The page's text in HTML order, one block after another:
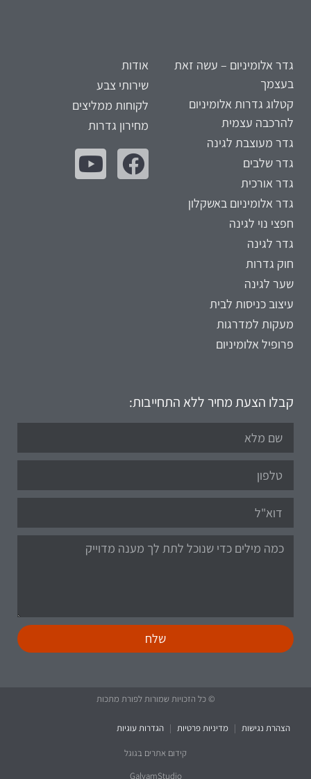
גדר אלומיניום – עשה זאת
בעצמך
קטלוג גדרות אלומיניום
להרכבה עצמית
גדר מעוצבת לגינה
גדר שלבים
גדר אורכית
גדר אלומיניום באשקלון
חפצי נוי לגינה
גדר לגינה
חוק גדרות
שער לגינה
עיצוב כניסות לבית
מעקות למדרגות
פרופיל אלומיניום
אודות
שירותי צבע
לקוחות ממליצים
מחירון גדרות
קבלו הצעת מחיר ללא התחייבות:
שלח
© כל הזכויות שמורות לפורת מתכות
הצהרת נגישות | מדיניות פרטיות | הגדרות עוגיות
קידום אתרים בגוגל
GalyamStudio